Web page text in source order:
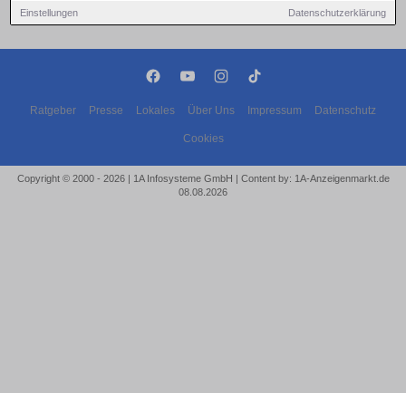
Einstellungen Datenschutzerklärung
Ratgeber Presse Lokales Über Uns Impressum Datenschutz
Cookies
Copyright © 2000 - 2026 | 1A Infosysteme GmbH | Content by: 1A-Anzeigenmarkt.de
08.08.2026